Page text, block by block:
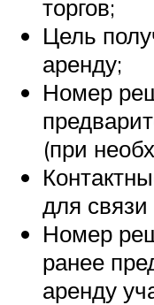
торгов;
Цель
аренду;
Номер
(при
для
Номер
ранее
аренду